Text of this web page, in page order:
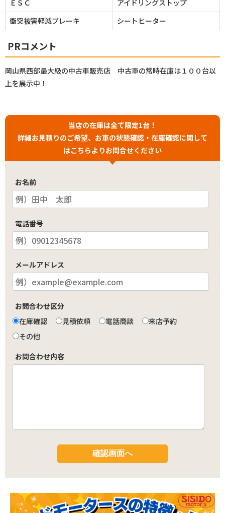
ＥＳＣ
アイドリングストップ
衝突被害軽減ブレーキ
シートヒーター
PRコメント
岡山県西部最大級の中古車販売店 中古車の常時在庫は１００台以
上を展示中！
当店の在庫は全て限定1台！
詳細お見積りのご希望、お車の状態確認・在庫確認に関して
はこちらよりお問合せください
お名前
電話番号
メールアドレス
お問合わせ区分
在庫確認
見積依頼 電話商談
来店予約
その他
お問合わせ内容